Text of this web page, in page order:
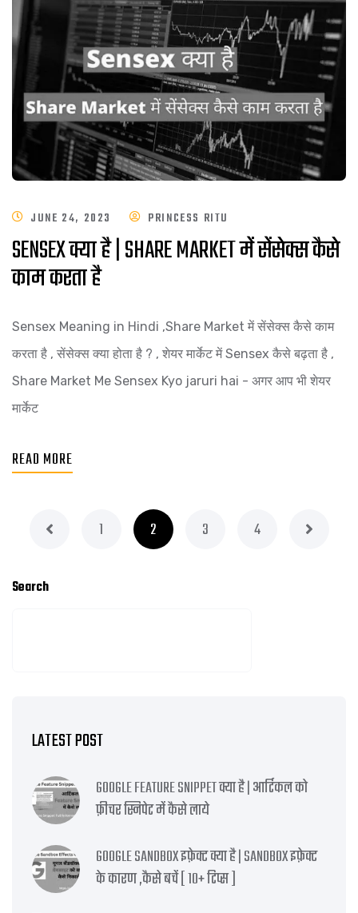
JUNE 24, 2023 PRINCESS RITU
SENSEX क्या है | SHARE MARKET में सेंसेक्स कैसे
काम करता है
Sensex Meaning in Hindi ,Share Market में सेंसेक्स कैसे काम
करता है , सेंसेक्स क्या होता है ? , शेयर मार्केट में Sensex कैसे बढ़ता है ,
Share Market Me Sensex Kyo jaruri hai - अगर आप भी शेयर
मार्केट
READ MORE
1 2 3 4
Search
LATEST POST
GOOGLE FEATURE SNIPPET क्या है | आर्टिकल को
फ़ीचर स्निपेट में कैसे लाये
GOOGLE SANDBOX इफ़ेक्ट क्या है | SANDBOX इफ़ेक्ट
के कारण ,कैसे बचें [ 10+ टिप्स ]